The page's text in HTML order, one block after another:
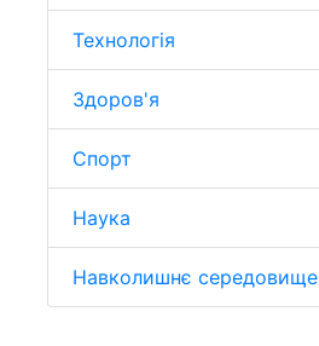
Технологія
Здоров'я
Спорт
Наука
Навколишнє середовище